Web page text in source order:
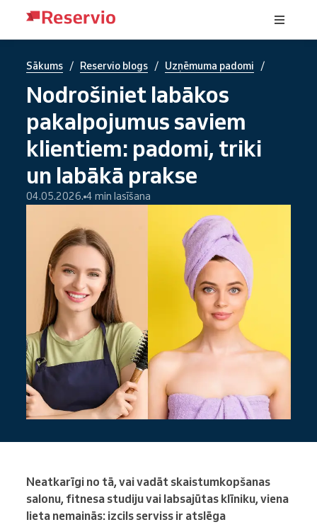
Sākums / Reservio blogs / Uzņēmuma padomi /
Nodrošiniet labākos
pakalpojumus saviem
klientiem: padomi, triki
un labākā prakse
04.05.2026. 4 min lasīšana
Neatkarīgi no tā, vai vadāt skaistumkopšanas
salonu, fitnesa studiju vai labsajūtas klīniku, viena
lieta nemainās: izcils serviss ir atslēga